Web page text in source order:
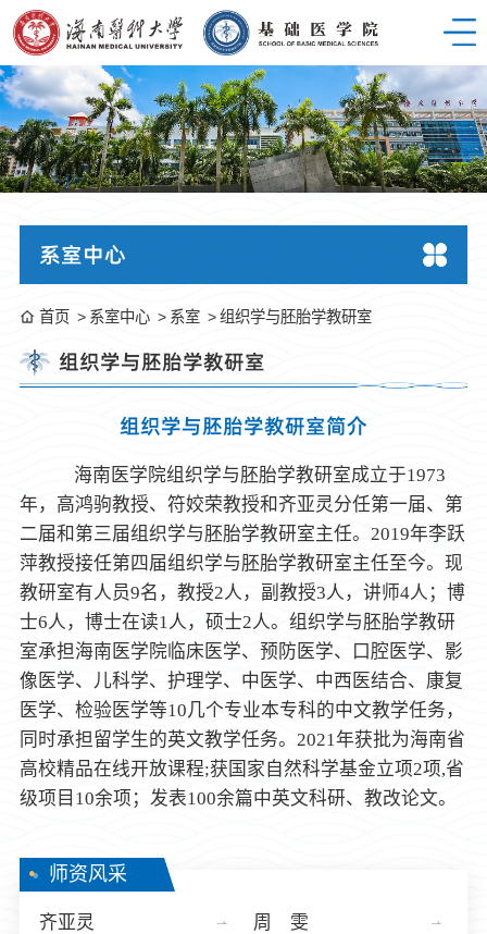
系室中心
首页 系室中心 系室 组织学与胚胎学教研室
组织学与胚胎学教研室
组织学与胚胎学教研室简介
海南医学院组织学与胚胎学教研室成立于1973
年，高鸿驹教授、符姣荣教授和齐亚灵分任第一届、第
二届和第三届组织学与胚胎学教研室主任。2019年李跃
萍教授接任第四届组织学与胚胎学教研室主任至今。现
教研室有人员9名，教授2人，副教授3人，讲师4人；博
士6人，博士在读1人，硕士2人。组织学与胚胎学教研
室承担海南医学院临床医学、预防医学、口腔医学、影
像医学、儿科学、护理学、中医学、中西医结合、康复
医学、检验医学等10几个专业本专科的中文教学任务，
同时承担留学生的英文教学任务。2021年获批为海南省
高校精品在线开放课程;获国家自然科学基金立项2项,省
级项目10余项；发表100余篇中英文科研、教改论文。
师资风采
齐亚灵 周 雯